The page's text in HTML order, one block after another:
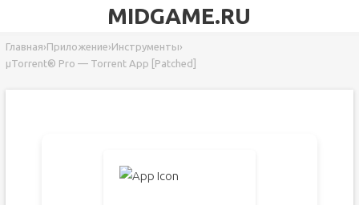
MIDGAME.RU
Главная›Приложение›Инструменты›
µTorrent® Pro — Torrent App [Patched]